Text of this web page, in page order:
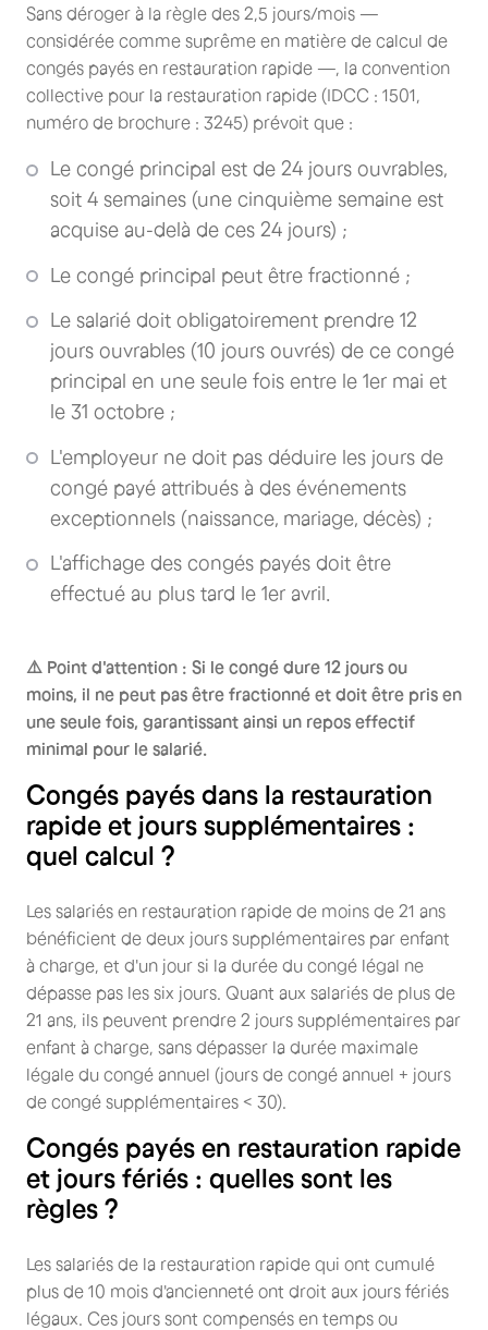
Sans déroger à la règle des 2,5 jours/mois —
considérée comme suprême en matière de calcul de
congés payés en restauration rapide —, la convention
collective pour la restauration rapide (IDCC : 1501,
numéro de brochure : 3245) prévoit que :
Le congé principal est de 24 jours ouvrables,
soit 4 semaines (une cinquième semaine est
acquise au-delà de ces 24 jours) ;
Le congé principal peut être fractionné ;
Le salarié doit obligatoirement prendre 12
jours ouvrables (10 jours ouvrés) de ce congé
principal en une seule fois entre le 1er mai et
le 31 octobre ;
L'employeur ne doit pas déduire les jours de
congé payé attribués à des événements
exceptionnels (naissance, mariage, décès) ;
L'affichage des congés payés doit être
effectué au plus tard le 1er avril.
⚠️ Point d'attention : Si le congé dure 12 jours ou
moins, il ne peut pas être fractionné et doit être pris en
une seule fois, garantissant ainsi un repos effectif
minimal pour le salarié.
Congés payés dans la restauration
rapide et jours supplémentaires :
quel calcul ?
Les salariés en restauration rapide de moins de 21 ans
bénéficient de deux jours supplémentaires par enfant
à charge, et d'un jour si la durée du congé légal ne
dépasse pas les six jours. Quant aux salariés de plus de
21 ans, ils peuvent prendre 2 jours supplémentaires par
enfant à charge, sans dépasser la durée maximale
légale du congé annuel (jours de congé annuel + jours
de congé supplémentaires < 30).
Congés payés en restauration rapide
et jours fériés : quelles sont les
règles ?
Les salariés de la restauration rapide qui ont cumulé
plus de 10 mois d'ancienneté ont droit aux jours fériés
légaux. Ces jours sont compensés en temps ou